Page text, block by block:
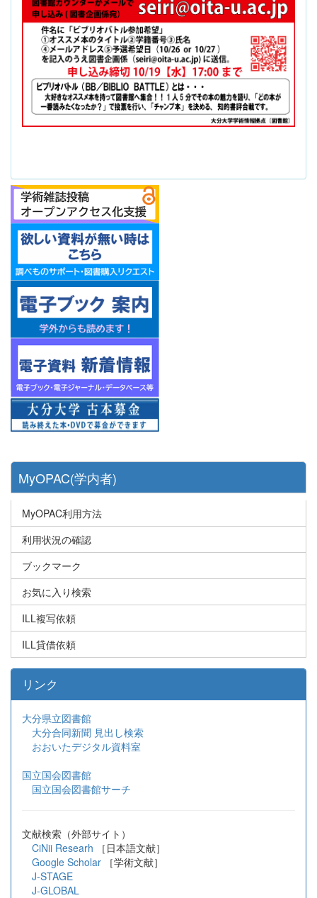
MyOPAC(学内者)
MyOPAC利用方法
利用状況の確認
ブックマーク
お気に入り検索
ILL複写依頼
ILL貸借依頼
リンク
大分県立図書館
大分合同新聞 見出し検索
おおいたデジタル資料室
国立国会図書館
国立国会図書館サーチ
文献検索（外部サイト）
CiNii Researh ［日本語文献］
Google Scholar
［学術文献］
J-STAGE
J-GLOBAL